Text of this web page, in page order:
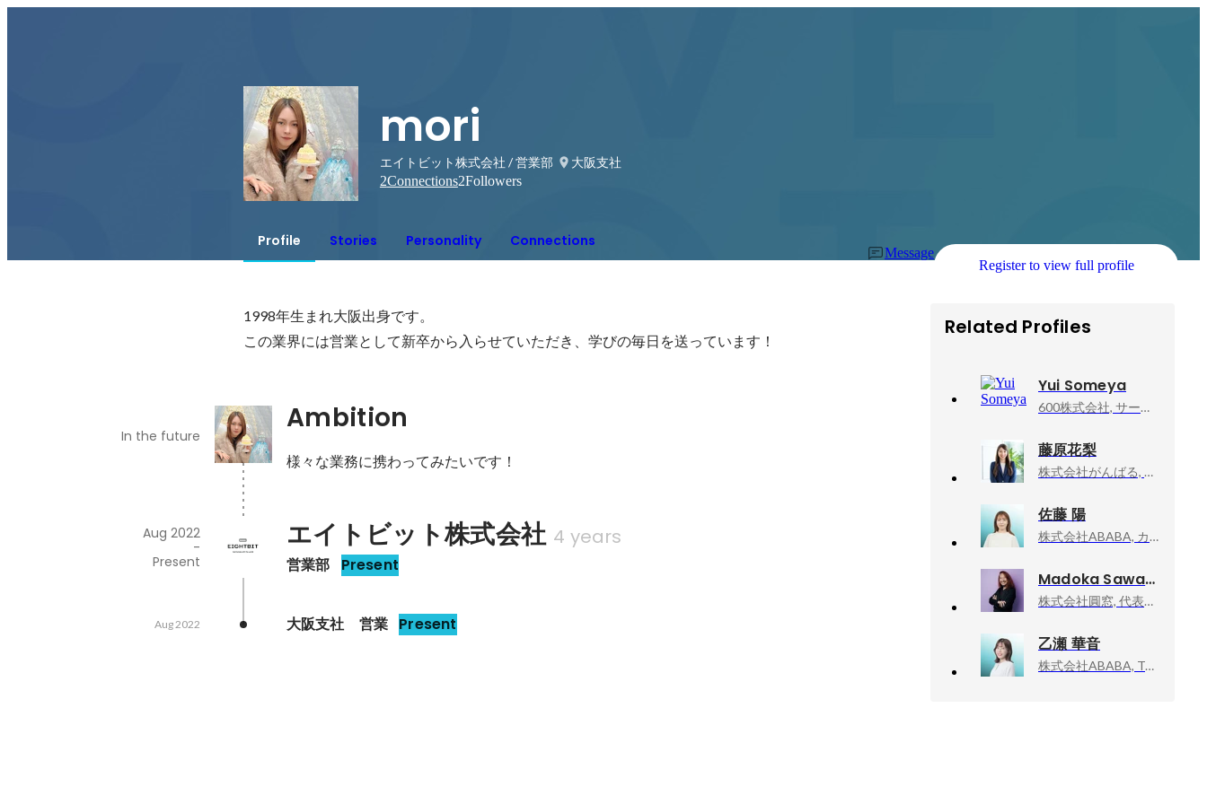
mori
エイトビット株式会社 / 営業部
大阪支社
2Connections2Followers
Profile Stories Personality Connections
Message
Register to view full profile
1998年生まれ大阪出身です。
この業界には営業として新卒から入らせていただき、学びの毎日を送っています！
Ambition
In the future
様々な業務に携わってみたいです！
エイトビット株式会社 4 years
営業部 Present
Aug 2022
-
Present
大阪支社　営業 Present
Aug 2022
Related Profiles
Yui Someya
600株式会社, サービス企画
藤原花梨
株式会社がんばる, 代表取締役
佐藤 陽
株式会社ABABA, カスタマーサクセス
Madoka Sawa
株式会社圓窓, 代表取締役
乙瀬 華音
株式会社ABABA, ToCマーケティング